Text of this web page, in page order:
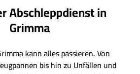
Abschleppdienst in
Grimma
kann alles passieren. Von
bis hin zu Unfällen und